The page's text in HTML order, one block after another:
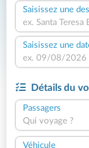
Saisissez une
Saisissez une
Détails du
Passagers
Qui voyage ?
Véhicule